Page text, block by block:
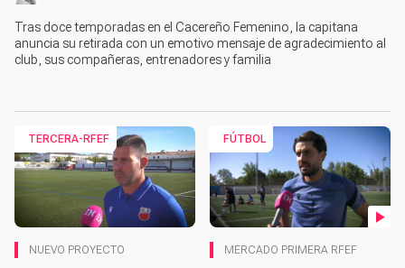
Tras doce temporadas en el Cacereño Femenino, la capitana
anuncia su retirada con un emotivo mensaje de agradecimiento al
club, sus compañeras, entrenadores y familia
TERCERA-RFEF
NUEVO PROYECTO
FÚTBOL
MERCADO PRIMERA RFEF